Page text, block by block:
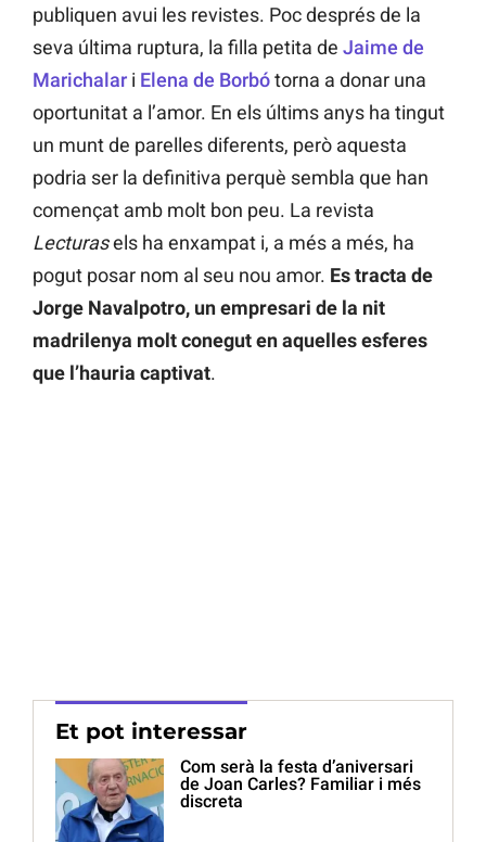
publiquen avui les revistes. Poc després de la
seva última ruptura, la filla petita de Jaime de
Marichalar i Elena de Borbótorna a donar una
oportunitat a l’amor. En els últims anys ha tingut
un munt de parelles diferents, però aquesta
podria ser la definitiva perquè sembla que han
començat amb molt bon peu. La revista
Lecturasels ha enxampat i, a més a més, ha
pogut posar nom al seu nou amor. Es tracta de
Jorge Navalpotro, un empresari de la nit
madrilenya molt conegut en aquelles esferes
que l’hauria captivat.
Et pot interessar
Com serà la festa d’aniversari
de Joan Carles? Familiar i més
discreta